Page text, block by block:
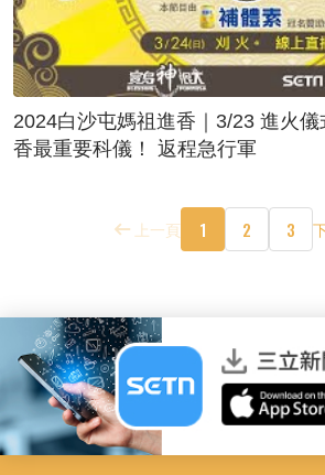
2024白沙屯媽祖進香｜3/23 進火
香最重要科儀！ 返程急行軍
上一頁 1 2 3